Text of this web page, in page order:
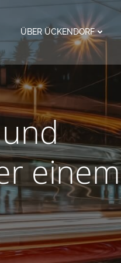
ÜBER ÜCKENDORF
einem